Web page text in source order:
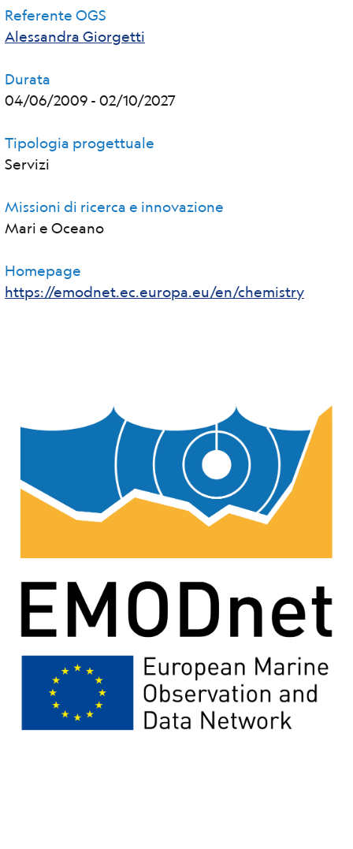
Referente OGS
Alessandra Giorgetti
Durata
04/06/2009 - 02/10/2027
Tipologia progettuale
Servizi
Missioni di ricerca e innovazione
Mari e Oceano
Homepage
https://emodnet.ec.europa.eu/en/chemistry